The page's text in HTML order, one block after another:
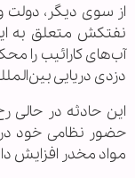
از سوی دیگر، دولت
نفتکش متعلق به
آب‌های کارائیب را
دزدی دریایی
این حادثه در حالی
حضور نظامی خود در
مواد مخدر افزایش